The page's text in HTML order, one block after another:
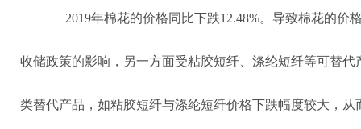
2019年棉花的价格同比下跌12.48%。导致棉花的价
收储政策的影响，另一方面受粘胶短纤、涤纶短纤等可替
类替代产品，如粘胶短纤与涤纶短纤价格下跌幅度较大，